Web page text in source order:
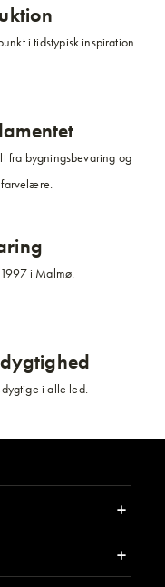
i tidstypisk inspiration.
fra bygningsbevaring og
i Malmø.
i alle led.